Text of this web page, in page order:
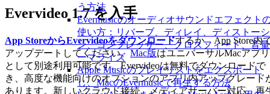
う方法
Evermusicのオーディオサウンドエフェクト
使い方：リバーブ、ディレイ、ディストー
ン、コンプレッサー、クロスフィード、音
ーマライズ
Apple Musicのプレイリストをエクスポート
し、MacのEvermusicで再生する方法
Evervideo 1.7 を入手
App StoreからEvervideoをダウンロードするか、App Store内
アップデートしてください。 Mac版はユニバーサルMacアプリ
として別途利用可能です。Evervideoは無料でダウンロードで
き、高度な機能向けのオプションのアプリ内アップグレード
あります。新しいクラウド接続、メディアサーバー対応、再